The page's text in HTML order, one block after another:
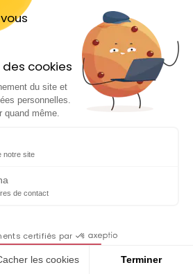
des cookies
du site et
personnelles.
quand même.
notre site
de contact
certifiés par
les cookies Terminer
sur des sujets Bourse,
et répond à toutes vos
vous gratuitement à
Newsletter hebdo
cadeau notre ebook
de ce site